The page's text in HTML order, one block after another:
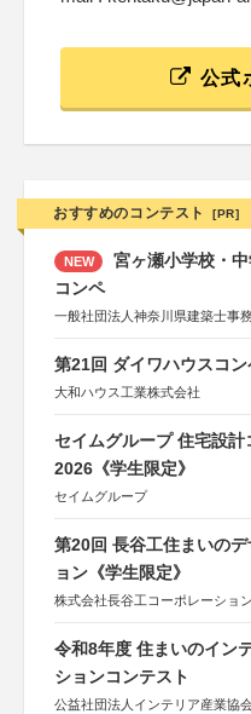
公式
おすすめのコンテスト [PR]
NEW
宮ヶ瀬小学校・
コンペ
一般社団法人神奈川県建築士事
第21回 ダイワハウスコ
大和ハウス工業株式会社
セイムグループ 住宅設計
2026《学生限定》
セイムグループ
第20回 長谷工住まいの
ョン《学生限定》
株式会社長谷工コーポレーション
令和8年度 住まいのイン
ションコンテスト
公益社団法人インテリア産業協